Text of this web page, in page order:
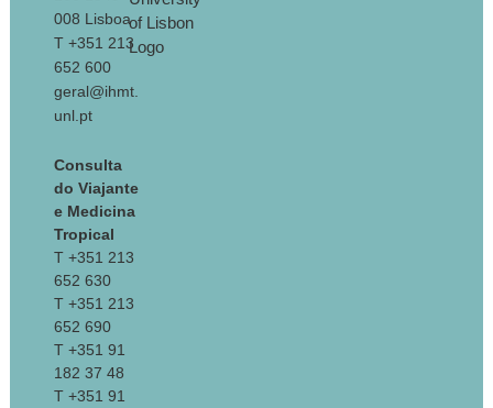
008 Lisboa
T +351 213
652 600
geral@ihmt.
unl.pt
Consulta
do Viajante
e Medicina
Tropical
T +351 213
652 630
T +351 213
652 690
T +351 91
182 37 48
T +351 91